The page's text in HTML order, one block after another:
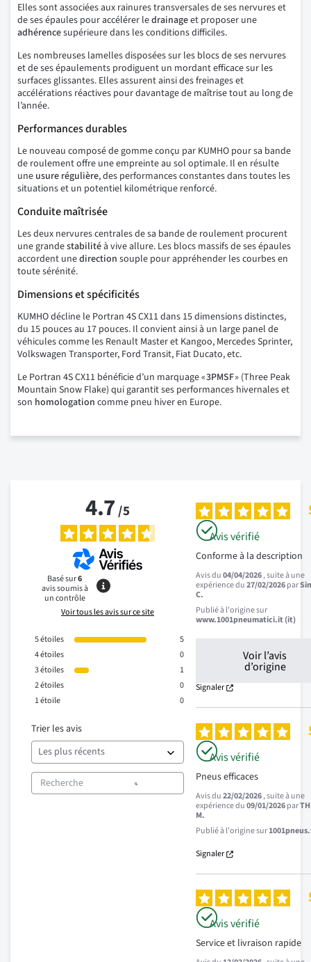
Elles sont associées aux rainures transversales de ses nervures et
de ses épaules pour accélérer ledrainageet proposer une
adhérencesupérieure dans les conditions difficiles.
Les nombreuses lamelles disposées sur les blocs de ses nervures
et de ses épaulements prodiguent un mordant efficace sur les
surfaces glissantes. Elles assurent ainsi des freinages et
accélérations réactives pour davantage de maîtrise tout au long de
l’année.
Performances durables
Le nouveau composé de gomme conçu par KUMHO pour sa bande
de roulement offre une empreinte au sol optimale. Il en résulte
une usure régulière, des performances constantes dans toutes les
situations et un potentiel kilométrique renforcé.
Conduite maîtrisée
Les deux nervures centrales de sa bande de roulement procurent
une grandestabilitéà vive allure. Les blocs massifs de ses épaules
accordent unedirection souple pour appréhender les courbes en
toute sérénité.
Dimensions et spécificités
KUMHO décline le Portran 4S CX11 dans 15 dimensions distinctes,
du 15 pouces au 17 pouces. Il convient ainsi à un large panel de
véhicules comme les Renault Master et Kangoo, Mercedes Sprinter,
Volkswagen Transporter, Ford Transit, Fiat Ducato, etc.
Le Portran 4S CX11 bénéficie d’un marquage «3PMSF» (Three Peak
Mountain Snow Flake) qui garantit ses performances hivernales et
son homologation comme pneu hiver en Europe.
4.7/5
Basé sur6
avis soumis à
un contrôle
Voir tous les avis sur ce site
5étoiles
5
4étoiles
0
3étoiles
1
2étoiles
0
1étoile 0
Trier les avis
Avis vérifié
Conforme à la description
Avis du04/04/2026, suite à une
expérience du27/02/2026par
C.
Publié à l'origine sur
www.1001pneumatici.it (it)
Voir l’avis
d’origine
Signaler
Avis vérifié
Pneus efficaces
Avis du22/02/2026, suite à une
expérience du09/01/2026par
M.
Publié à l'origine sur
Signaler
Avis vérifié
Service et livraison rapide